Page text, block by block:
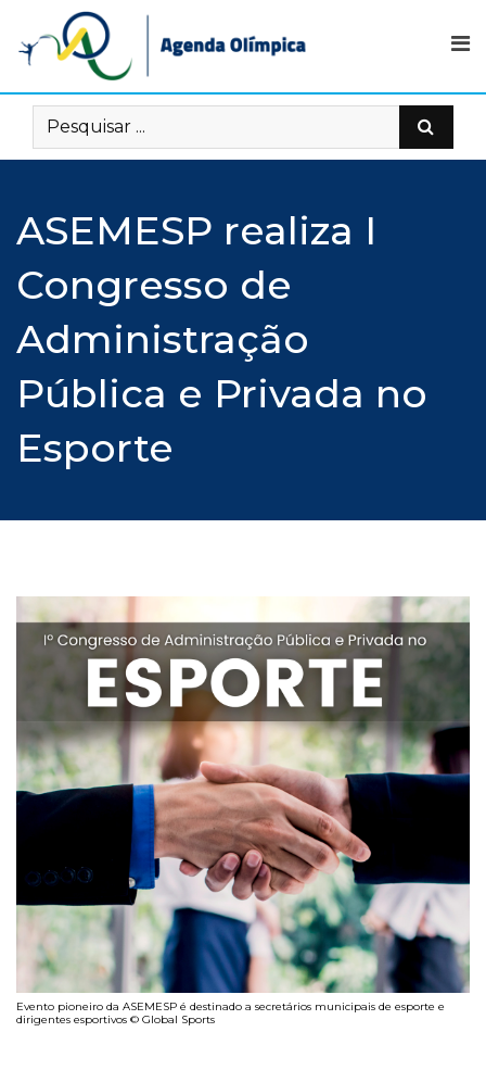
content
ASEMESP realiza I
Congresso de
Administração
Pública e Privada no
Esporte
Evento pioneiro da ASEMESP é destinado a secretários municipais de esporte e
dirigentes esportivos © Global Sports